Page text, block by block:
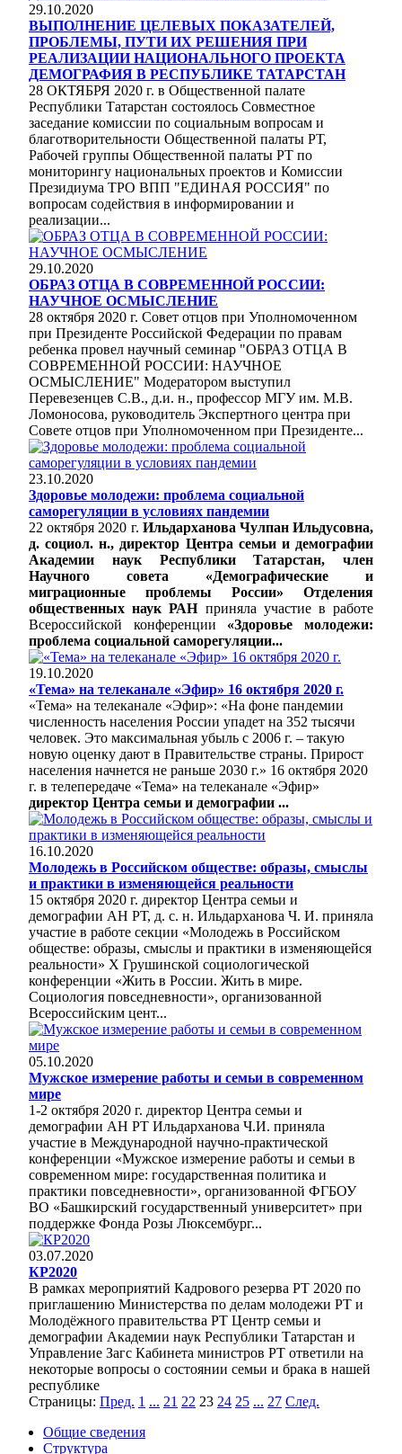
29.10.2020
ВЫПОЛНЕНИЕ ЦЕЛЕВЫХ ПОКАЗАТЕЛЕЙ,
ПРОБЛЕМЫ, ПУТИ ИХ РЕШЕНИЯ ПРИ
РЕАЛИЗАЦИИ НАЦИОНАЛЬНОГО ПРОЕКТА
ДЕМОГРАФИЯ В РЕСПУБЛИКЕ ТАТАРСТАН
28 ОКТЯБРЯ 2020 г. в Общественной палате
Республики Татарстан состоялось Совместное
заседание комиссии по социальным вопросам и
благотворительности Общественной палаты РТ,
Рабочей группы Общественной палаты РТ по
мониторингу национальных проектов и Комиссии
Президиума ТРО ВПП "ЕДИНАЯ РОССИЯ" по
вопросам содействия в информировании и
реализации...
29.10.2020
ОБРАЗ ОТЦА В СОВРЕМЕННОЙ РОССИИ:
НАУЧНОЕ ОСМЫСЛЕНИЕ
28 октября 2020 г. Совет отцов при Уполномоченном
при Президенте Российской Федерации по правам
ребенка провел научный семинар "ОБРАЗ ОТЦА В
СОВРЕМЕННОЙ РОССИИ: НАУЧНОЕ
ОСМЫСЛЕНИЕ" Модератором выступил
Перевезенцев С.В., д.и. н., профессор МГУ им. М.В.
Ломоносова, руководитель Экспертного центра при
Совете отцов при Уполномоченном при Президенте...
23.10.2020
Здоровье молодежи: проблема социальной
саморегуляции в условиях пандемии
22 октября 2020 г. Ильдарханова Чулпан Ильдусовна,
д. социол. н., директор Центра семьи и демографии
Академии наук Республики Татарстан, член
Научного совета «Демографические и
миграционные проблемы России» Отделения
общественных наук РАНприняла участие в работе
Всероссийской конференции «Здоровье молодежи:
проблема социальной саморегуляции...
19.10.2020
«Тема» на телеканале «Эфир» 16 октября 2020 г.
«Тема» на телеканале «Эфир»: «На фоне пандемии
численность населения России упадет на 352 тысячи
человек. Это максимальная убыль с 2006 г. – такую
новую оценку дают в Правительстве страны. Прирост
населения начнется не раньше 2030 г.» 16 октября 2020
г. в телепередаче «Тема» на телеканале «Эфир»
директор Центра семьи и демографии ...
16.10.2020
Молодежь в Российском обществе: образы, смыслы
и практики в изменяющейся реальности
15 октября 2020 г. директор Центра семьи и
демографии АН РТ, д. с. н. Ильдарханова Ч. И. приняла
участие в работе секции «Молодежь в Российском
обществе: образы, смыслы и практики в изменяющейся
реальности» X Грушинской социологической
конференции «Жить в России. Жить в мире.
Социология повседневности», организованной
Всероссийским цент...
05.10.2020
Мужское измерение работы и семьи в современном
мире
1-2 октября 2020 г. директор Центра семьи и
демографии АН РТ Ильдарханова Ч.И. приняла
участие в Международной научно-практической
конференции «Мужское измерение работы и семьи в
современном мире: государственная политика и
практики повседневности», организованной ФГБОУ
ВО «Башкирский государственный университет» при
поддержке Фонда Розы Люксембург...
03.07.2020
КР2020
В рамках мероприятий Кадрового резерва РТ 2020 по
приглашению Министерства по делам молодежи РТ и
Молодёжного правительства РТ Центр семьи и
демографии Академии наук Республики Татарстан и
Управление Загс Кабинета министров РТ ответили на
некоторые вопросы о состоянии семьи и брака в нашей
республике
Страницы: Пред. 1 ... 21 22 23 24 25 ... 27 След.
Общие сведения
Структура